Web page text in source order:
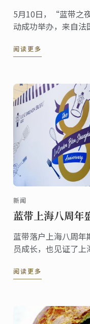
5月10日，“蓝带之
动成功举办，来自
场由蓝带国际学院打
阅读更多
新闻
蓝带上海八周年
蓝带落户上海八周
员成长，也见证了
阅读更多